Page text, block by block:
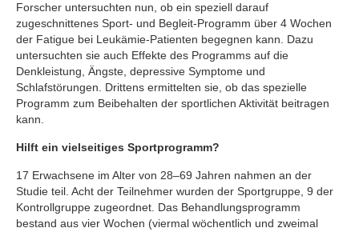
Forscher untersuchten nun, ob ein speziell darauf
zugeschnittenes Sport- und Begleit-Programm über 4 Wochen
der Fatigue bei Leukämie-Patienten begegnen kann. Dazu
untersuchten sie auch Effekte des Programms auf die
Denkleistung, Ängste, depressive Symptome und
Schlafstörungen. Drittens ermittelten sie, ob das spezielle
Programm zum Beibehalten der sportlichen Aktivität beitragen
kann.
Hilft ein vielseitiges Sportprogramm?
17 Erwachsene im Alter von 28–69 Jahren nahmen an der
Studie teil. Acht der Teilnehmer wurden der Sportgruppe, 9 der
Kontrollgruppe zugeordnet. Das Behandlungsprogramm
bestand aus vier Wochen (viermal wöchentlich und zweimal